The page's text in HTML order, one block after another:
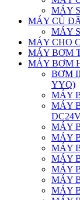
MÁY
MÁY CỦ
MÁY
MÁY CHO
MÁY BƠM
MÁY BƠM
BƠM
YYQ)
MÁY
MÁY
MÁY
MÁY
MÁY
MÁY
MÁY
MÁY
MÁY